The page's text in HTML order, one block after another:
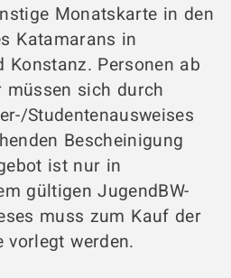
Monatskarte in den
Katamarans in
Konstanz. Personen ab
müssen sich durch
Studentenausweises
Bescheinigung
ist nur in
gültigen JugendBW-
muss zum Kauf der
vorlegt werden.